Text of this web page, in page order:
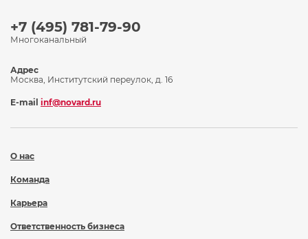
+7 (495) 781-79-90
Многоканальный
О нас
Команда
Карьера
Ответственность бизнеса
Адрес
Москва, Институтский переулок, д. 16
E-mail inf@novard.ru